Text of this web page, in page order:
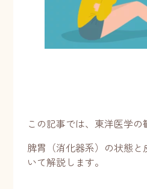
この記事では、東洋医学の
脾胃（消化器系）の状態
いて解説します。